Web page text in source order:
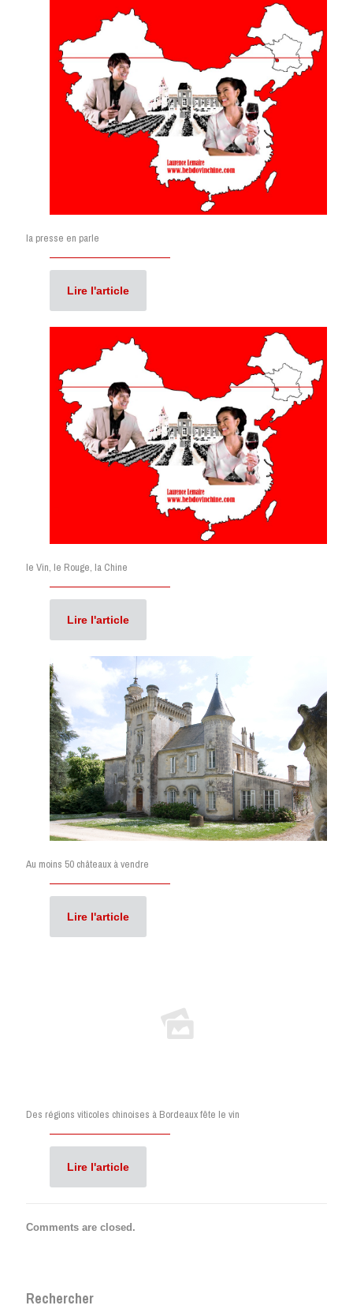
la presse en parle
Lire l'article
le Vin, le Rouge, la Chine
Lire l'article
Au moins 50 châteaux à vendre
Lire l'article
Des régions viticoles chinoises à Bordeaux fête le vin
Lire l'article
Comments are closed.
Rechercher